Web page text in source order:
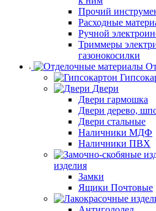
Прочий
Расходные
Ручной
Триммеры
газонокосилки
Двери
Двери гармошка
Двери дерево,
Двери стальные
Наличники МДФ
Наличники ПВХ
изделия
Замки
Ящики Почтовые